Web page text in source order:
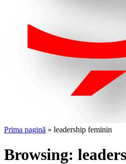
Prima pagină » leadership feminin
Browsing: